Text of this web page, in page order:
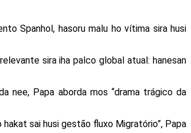
Spanhol, hasoru malu ho vítima sira husi
sira iha palco global atual: hanesan
nee, Papa aborda mos “drama trágico da
sai husi gestão fluxo Migratório”, Papa